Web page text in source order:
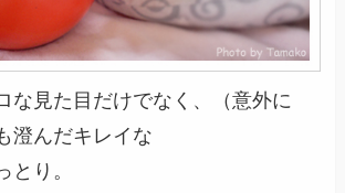
な見た目だけでなく、（意外に
澄んだキレイな
とり。